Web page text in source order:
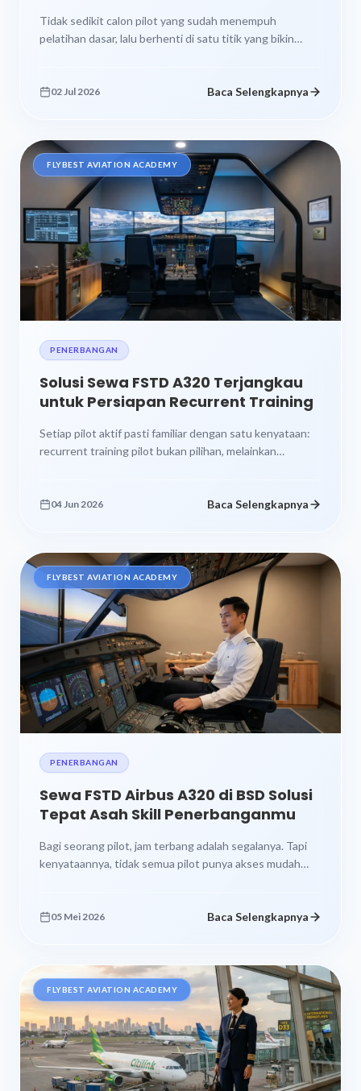
Tidak sedikit calon pilot yang sudah menempuh
pelatihan dasar, lalu berhenti di satu titik yang bikin
02 Jul 2026 Baca Selengkapnya
FLYBEST AVIATION ACADEMY
PENERBANGAN
Solusi Sewa FSTD A320 Terjangkau
untuk Persiapan Recurrent Training
Setiap pilot aktif pasti familiar dengan satu kenyataan:
recurrent training pilot bukan pilihan, melainkan
04 Jun 2026 Baca Selengkapnya
FLYBEST AVIATION ACADEMY
PENERBANGAN
Sewa FSTD Airbus A320 di BSD Solusi
Tepat Asah Skill Penerbanganmu
Bagi seorang pilot, jam terbang adalah segalanya. Tapi
kenyataannya, tidak semua pilot punya akses mudah
05 Mei 2026 Baca Selengkapnya
FLYBEST AVIATION ACADEMY